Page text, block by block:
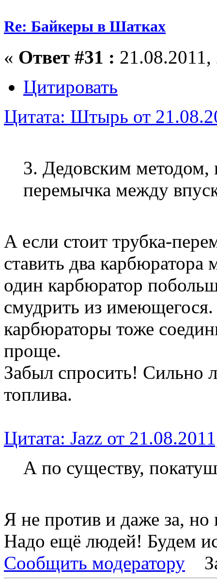
Re: Байкеры в Шатках
« Ответ #31 :
Цитировать
Цитата: Штырь от
3. Дедовским методом,
перемычка между
А если стоит трубка-
ставить два
один карбюратор
смудрить из имеющегося.
карбюраторы тоже
проще.
Забыл спросить! Сильно
топлива.
Цитата: Jazz от
А по существу,
Я не против и даже за,
Надо ещё людей! Будем
Сообщить модератору